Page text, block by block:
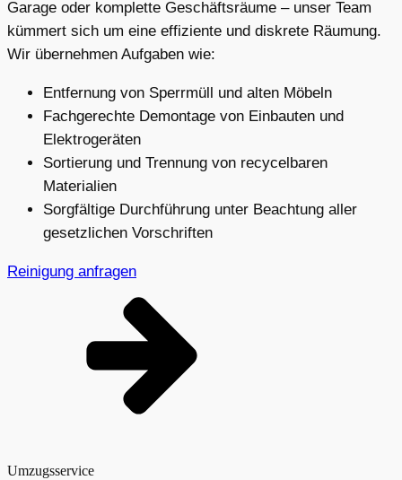
Garage oder komplette Geschäftsräume – unser Team
kümmert sich um eine effiziente und diskrete Räumung.
Wir übernehmen Aufgaben wie:
Entfernung von Sperrmüll und alten Möbeln
Fachgerechte Demontage von Einbauten und
Elektrogeräten
Sortierung und Trennung von recycelbaren
Materialien
Sorgfältige Durchführung unter Beachtung aller
gesetzlichen Vorschriften
Reinigung anfragen
Umzugsservice